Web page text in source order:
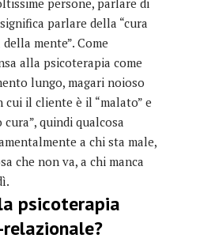
persone, parlare di
parlare della “cura
mente”. Come
alla psicoterapia come
lungo, magari noioso
cui il cliente è il “malato” e
quindi qualcosa
a chi sta male,
che non va, a chi manca
la psicoterapia